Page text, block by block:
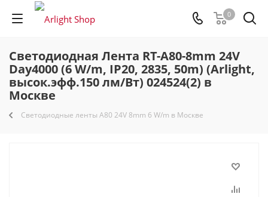
0
Светодиодная Лента RT-A80-8mm 24V
Day4000 (6 W/m, IP20, 2835, 50m) (Arlight,
высок.эфф.150 лм/Вт) 024524(2) в
Москве
Светодиодные ленты A80 24V 8mm 6 W/m в Москве